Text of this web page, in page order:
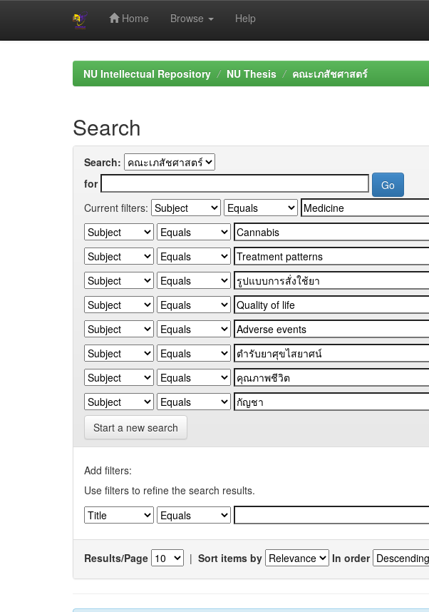
Home Browse Help
NU Intellectual Repository NU Thesis คณะเภสัชศาสตร์
Search
Search:
for
Current filters:
Start a new search
Add filters:
Use filters to refine the search results.
Results/Page | Sort items by In order